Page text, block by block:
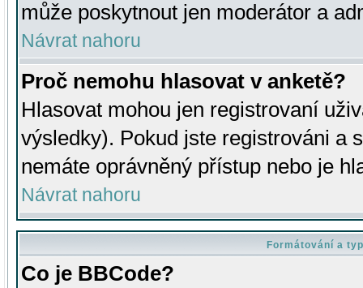
může poskytnout jen moderátor a
Návrat nahoru
Proč nemohu hlasovat v anketě?
Hlasovat mohou jen registrovaní
výsledky). Pokud jste registrováni a
nemáte oprávněný přístup nebo je
Návrat nahoru
Formátování a
Co je BBCode?